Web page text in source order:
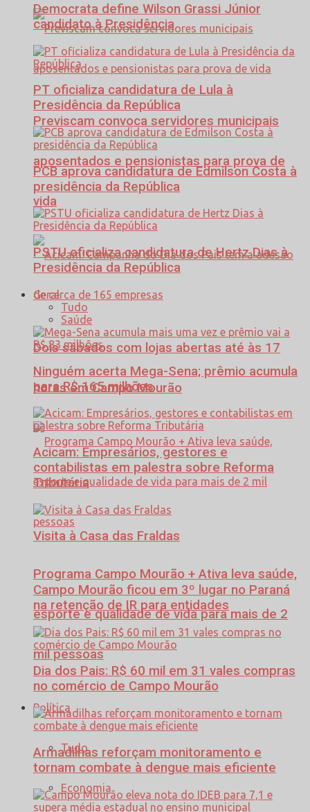
Previscam convoca servidores municipais
aposentados e pensionistas para prova de
vida
Dois sábados com lojas abertas até às 17
horas em Campo Mourão
Programa Campo Mourão + Ativa leva saúde,
esporte e qualidade de vida para mais de 2
mil pessoas
Política
Tudo
Economia
Democrata define Wilson Grassi Júnior
candidato à Presidência
PT oficializa candidatura de Lula à
Presidência da República
PCB aprova candidatura de Edmilson Costa à
presidência da República
PSTU oficializa candidatura de Hertz Dias à
Presidência da República
Geral
Tudo
Saúde
Ninguém acerta Mega-Sena; prêmio acumula
para R$ 165 milhões
Acicam: Empresários, gestores e
contabilistas em palestra sobre Reforma
Tributária
Visita à Casa das Fraldas
Campo Mourão ficou em 3º lugar no Paraná
na retenção de IR para entidades
Dia dos Pais: R$ 60 mil em 31 vales compras
no comércio de Campo Mourão
Armadilhas reforçam monitoramento e
tornam combate à dengue mais eficiente